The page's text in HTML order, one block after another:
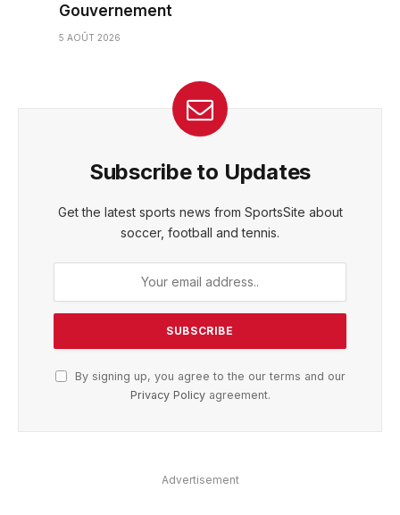
Gouvernement
5 AOÛT 2026
Subscribe to Updates
Get the latest sports news from SportsSite about
soccer, football and tennis.
By signing up, you agree to the our terms and our
Privacy Policyagreement.
Advertisement